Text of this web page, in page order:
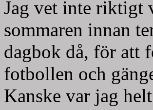
Jag vet inte riktigt
sommaren innan
dagbok då, för att
fotbollen och
Kanske var jag